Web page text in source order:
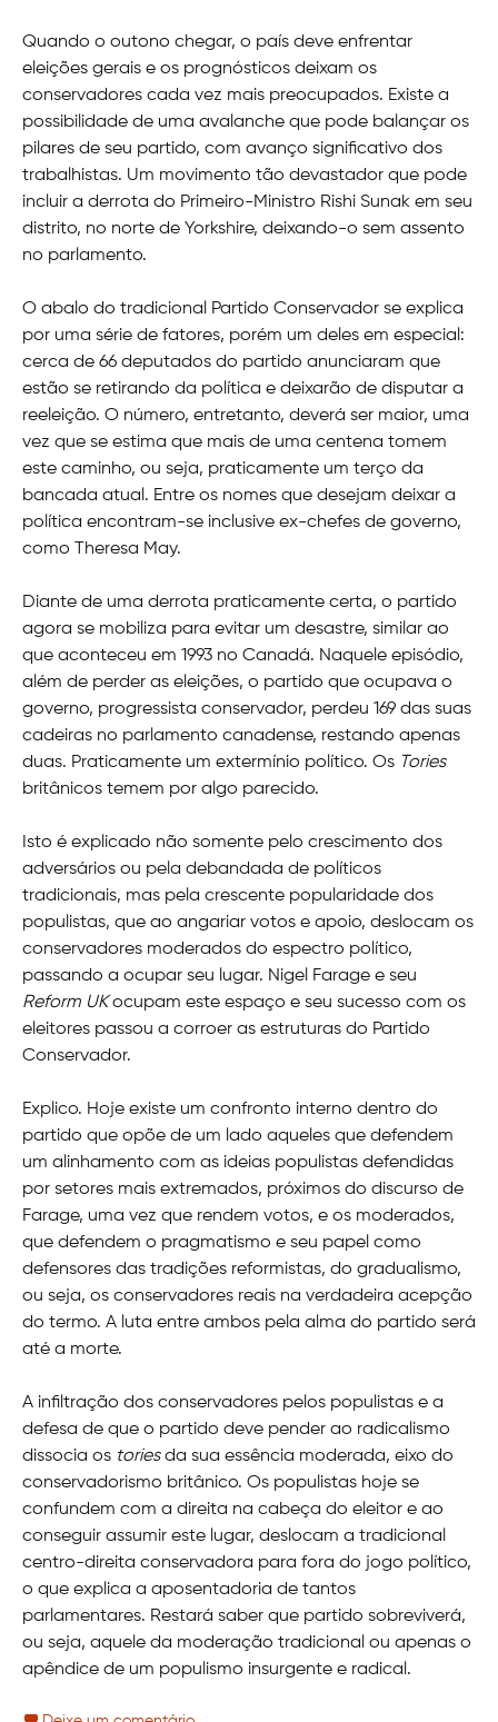
Quando o outono chegar, o país deve enfrentar
eleições gerais e os prognósticos deixam os
conservadores cada vez mais preocupados. Existe a
possibilidade de uma avalanche que pode balançar os
pilares de seu partido, com avanço significativo dos
trabalhistas. Um movimento tão devastador que pode
incluir a derrota do Primeiro-Ministro Rishi Sunak em seu
distrito, no norte de Yorkshire, deixando-o sem assento
no parlamento.
O abalo do tradicional Partido Conservador se explica
por uma série de fatores, porém um deles em especial:
cerca de 66 deputados do partido anunciaram que
estão se retirando da política e deixarão de disputar a
reeleição. O número, entretanto, deverá ser maior, uma
vez que se estima que mais de uma centena tomem
este caminho, ou seja, praticamente um terço da
bancada atual. Entre os nomes que desejam deixar a
política encontram-se inclusive ex-chefes de governo,
como Theresa May.
Diante de uma derrota praticamente certa, o partido
agora se mobiliza para evitar um desastre, similar ao
que aconteceu em 1993 no Canadá. Naquele episódio,
além de perder as eleições, o partido que ocupava o
governo, progressista conservador, perdeu 169 das suas
cadeiras no parlamento canadense, restando apenas
duas. Praticamente um extermínio político. Os Tories
britânicos temem por algo parecido.
Isto é explicado não somente pelo crescimento dos
adversários ou pela debandada de políticos
tradicionais, mas pela crescente popularidade dos
populistas, que ao angariar votos e apoio, deslocam os
conservadores moderados do espectro político,
passando a ocupar seu lugar. Nigel Farage e seu
Reform UKocupam este espaço e seu sucesso com os
eleitores passou a corroer as estruturas do Partido
Conservador.
Explico. Hoje existe um confronto interno dentro do
partido que opõe de um lado aqueles que defendem
um alinhamento com as ideias populistas defendidas
por setores mais extremados, próximos do discurso de
Farage, uma vez que rendem votos, e os moderados,
que defendem o pragmatismo e seu papel como
defensores das tradições reformistas, do gradualismo,
ou seja, os conservadores reais na verdadeira acepção
do termo. A luta entre ambos pela alma do partido será
até a morte.
A infiltração dos conservadores pelos populistas e a
defesa de que o partido deve pender ao radicalismo
dissocia os toriesda sua essência moderada, eixo do
conservadorismo britânico. Os populistas hoje se
confundem com a direita na cabeça do eleitor e ao
conseguir assumir este lugar, deslocam a tradicional
centro-direita conservadora para fora do jogo político,
o que explica a aposentadoria de tantos
parlamentares. Restará saber que partido sobreviverá,
ou seja, aquele da moderação tradicional ou apenas o
apêndice de um populismo insurgente e radical.